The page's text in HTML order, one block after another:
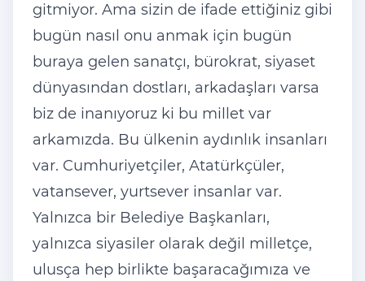
gitmiyor. Ama sizin de ifade ettiğiniz gibi
bugün nasıl onu anmak için bugün
buraya gelen sanatçı, bürokrat, siyaset
dünyasından dostları, arkadaşları varsa
biz de inanıyoruz ki bu millet var
arkamızda. Bu ülkenin aydınlık insanları
var. Cumhuriyetçiler, Atatürkçüler,
vatansever, yurtsever insanlar var.
Yalnızca bir Belediye Başkanları,
yalnızca siyasiler olarak değil milletçe,
ulusça hep birlikte başaracağımıza ve